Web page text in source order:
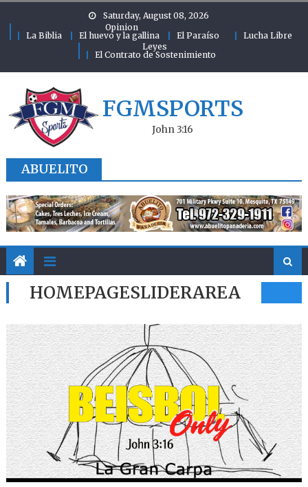
Saturday, August 08, 2026
Opinion
La Biblia
El huevo y la gallina El Paraíso
Lucha Libre
Leyes
El Contrato de Sostenimiento
FGMSPORTS
John 3:16
ABUELITO
HOMEPAGESLIDERAREA